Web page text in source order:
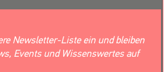
Newsletter-Liste ein und bleiben
Events und Wissenswertes auf